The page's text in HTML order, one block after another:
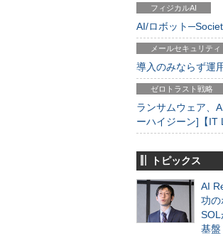
フィジカルAI
AI/ロボット
メールセキュリティ
導入のみならず運
ゼロトラスト戦略
ランサムウェア、
ーハイジーン]【IT
トピックス
AI
功
SOL
基盤